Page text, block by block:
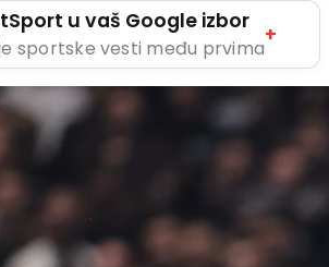
u vaš Google izbor
sportske vesti među prvima
+